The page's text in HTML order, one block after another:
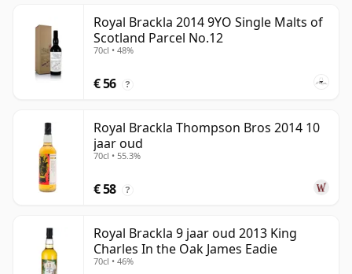
Royal Brackla 2014 9YO Single Malts of
Scotland Parcel No.12
70cl • 48%
€ 56 ?
Royal Brackla Thompson Bros 2014 10
jaar oud
70cl • 55.3%
€ 58 ?
Royal Brackla 9 jaar oud 2013 King
Charles In the Oak James Eadie
70cl • 46%